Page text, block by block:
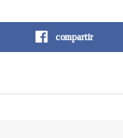
compartir